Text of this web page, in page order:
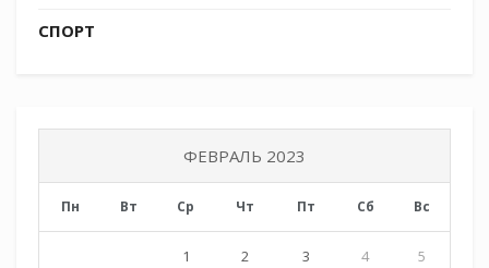
СПОРТ
ФЕВРАЛЬ 2023
Пн Вт Ср Чт Пт Сб Вс
1 2 3 4 5